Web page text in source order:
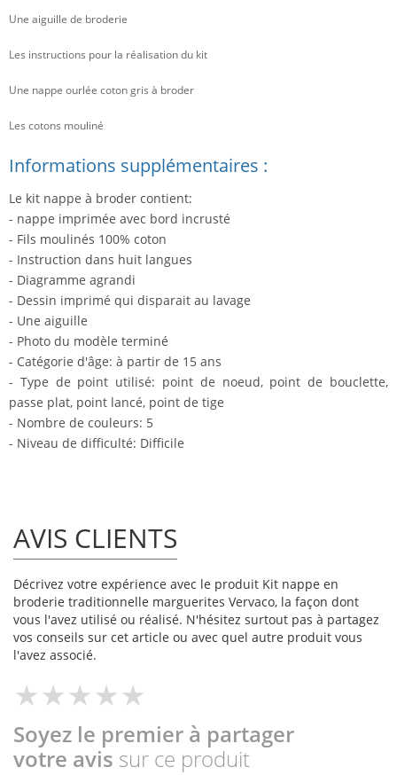
Une aiguille de broderie
Les instructions pour la réalisation du kit
Une nappe ourlée coton gris à broder
Les cotons mouliné
Informations supplémentaires :
Le kit nappe à broder contient:
- nappe imprimée avec bord incrusté
- Fils moulinés 100% coton
- Instruction dans huit langues
- Diagramme agrandi
- Dessin imprimé qui disparait au lavage
- Une aiguille
- Photo du modèle terminé
- Catégorie d'âge: à partir de 15 ans
- Type de point utilisé: point de noeud, point de bouclette,
passe plat, point lancé, point de tige
- Nombre de couleurs: 5
- Niveau de difficulté: Difficile
AVIS CLIENTS
Décrivez votre expérience avec le produit Kit nappe en
broderie traditionnelle marguerites Vervaco, la façon dont
vous l'avez utilisé ou réalisé. N'hésitez surtout pas à partagez
vos conseils sur cet article ou avec quel autre produit vous
l'avez associé.
Soyez le premier à partager
votre avis sur ce produit